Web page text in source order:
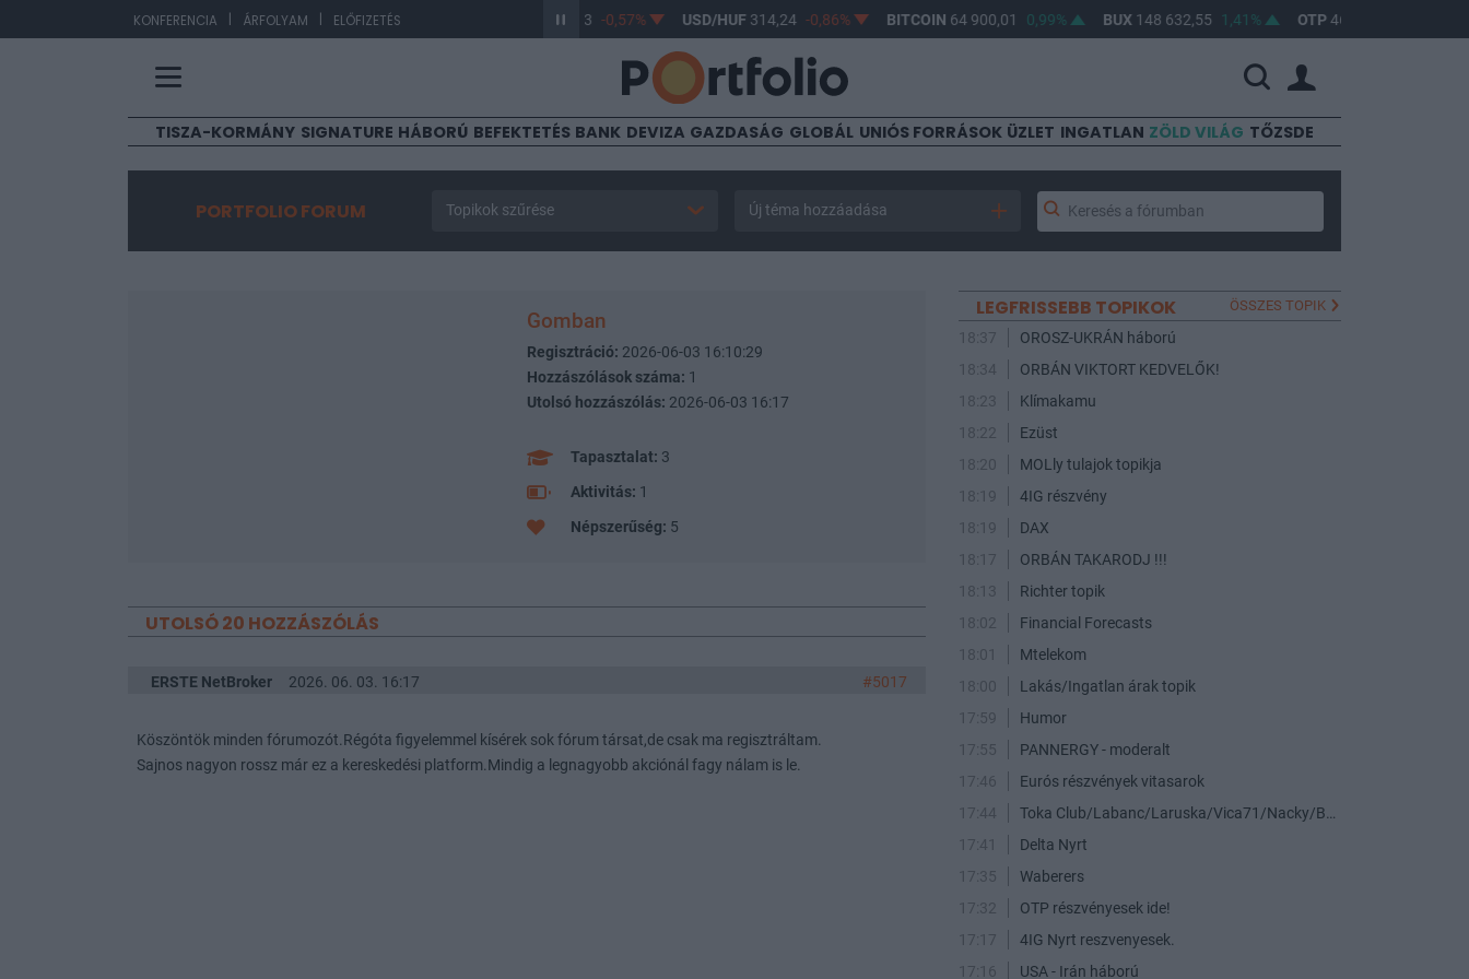
KONFERENCIA | ÁRFOLYAM | ELŐFIZETÉS 363,33 -0,57% USD/HUF 314,24 -0,86% BITCOIN64 900,01 0,99% BUX148 632,55 1,41% OTP46 890
TISZA-KORMÁNY SIGNATURE HÁBORÚ BEFEKTETÉS BANK DEVIZA GAZDASÁG GLOBÁL UNIÓS FORRÁSOK ÜZLET INGATLAN ZÖLD VILÁG TŐZSDE
PORTFOLIO FORUM Topikok szűrése Új téma hozzáadása
Gomban
Regisztráció: 2026-06-03 16:10:29
Hozzászólások száma: 1
Utolsó hozzászólás: 2026-06-03 16:17
Tapasztalat: 3
Aktivitás: 1
Népszerűség: 5
UTOLSÓ 20 HOZZÁSZÓLÁS
ERSTE NetBroker 2026. 06. 03. 16:17 #5017
Köszöntök minden fórumozót.Régóta figyelemmel kísérek sok fórum társat,de csak ma regisztráltam.
Sajnos nagyon rossz már ez a kereskedési platform.Mindig a legnagyobb akciónál fagy nálam is le.
LEGFRISSEBB TOPIKOK ÖSSZES TOPIK
18:37
OROSZ-UKRÁN háború
18:34
ORBÁN VIKTORT KEDVELŐK!
18:23
Klímakamu
18:22
Ezüst
18:20
MOLly tulajok topikja
18:19
4IG részvény
18:19
DAX
18:17
ORBÁN TAKARODJ !!!
18:13
Richter topik
18:02
Financial Forecasts
18:01
Mtelekom
18:00
Lakás/Ingatlan árak topik
17:59
Humor
17:55
PANNERGY - moderalt
17:46
Eurós részvények vitasarok
17:44
17:41
Delta Nyrt
17:35
Waberers
17:32
OTP részvényesek ide!
17:17
4IG Nyrt reszvenyesek.
17:16
USA - Irán háború